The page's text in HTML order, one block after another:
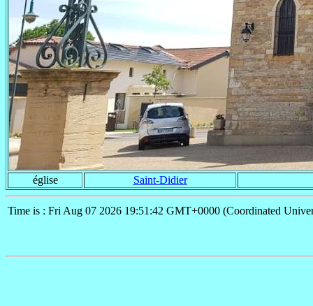
église Saint-Didier
Time is : Fri Aug 07 2026 19:51:42 GMT+0000 (Coordinated